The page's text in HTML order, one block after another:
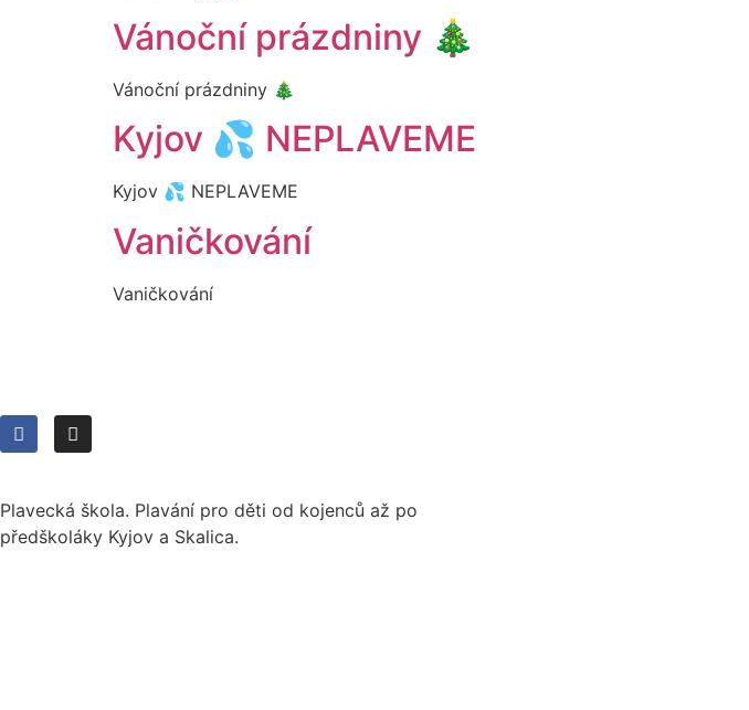
Vánoční prázdniny 🎄
Vánoční prázdniny 🎄
Kyjov 💦 NEPLAVEME
Kyjov 💦 NEPLAVEME
Vaničkování
Vaničkování
Plavecká škola. Plavání pro děti od kojenců až po
předškoláky Kyjov a Skalica.